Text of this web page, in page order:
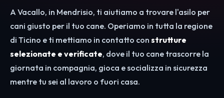
A Vacallo, in Mendrisio, ti aiutiamo a trovare l'asilo per
cani giusto per il tuo cane. Operiamo in tutta la regione
di Ticino e ti mettiamo in contatto con strutture
selezionate e verificate, dove il tuo cane trascorre la
giornata in compagnia, gioca e socializza in sicurezza
mentre tu sei al lavoro o fuori casa.